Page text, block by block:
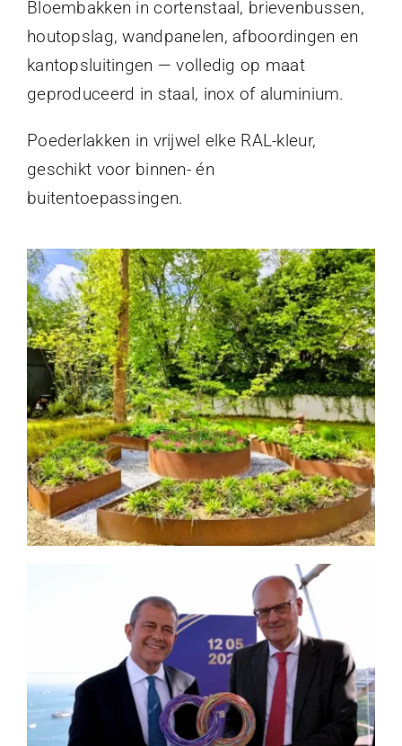
Bloembakken in cortenstaal, brievenbussen,
houtopslag, wandpanelen, afboordingen en
kantopsluitingen — volledig op maat
geproduceerd in staal, inox of aluminium.
Poederlakken in vrijwel elke RAL-kleur,
geschikt voor binnen- én
buitentoepassingen.